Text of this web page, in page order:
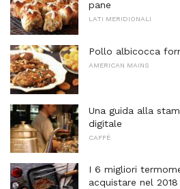
pane
LATI MERIDIONALI
Pollo albicocca
AMERICAN MAINS
Una guida alla
digitale
CAFFÈ
I 6 migliori
acquistare nel 2018